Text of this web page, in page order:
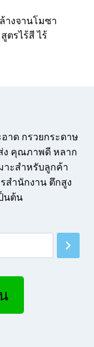
างจานโมซา
ตรไร้สี ไร้
าด กรวยกระดาษ
ง คุณภาพดี หลาก
าะสำหรับลูกค้า
สำนักงาน ตึกสูง
นต้น